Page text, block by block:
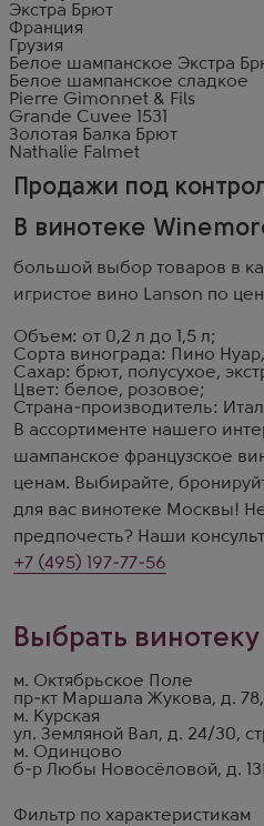
Фильтр по характеристикам
Экстра Брют
Франция
Грузия
Белое шампанское Экстра
Белое шампанское сладкое
Pierre Gimonnet & Fils
Grande Cuvee 1531
Золотая Балка Брют
Nathalie Falmet
Продажи под
В винотеке
большой выбор товаров в
игристое вино Lanson по
Объем: от 0,2 л до 1,5 л;
Сорта винограда: Пино
Сахар: брют, полусухое,
Цвет: белое, розовое;
Страна-производитель:
В ассортименте нашего
шампанское французское
ценам. Выбирайте,
для вас винотеке Москвы!
предпочесть? Наши
+7 (495) 197-77-56
Выбрать винотеку
м. Октябрьское Поле
пр-кт Маршала Жукова, д. 78,
м. Курская
ул. Земляной Вал, д. 24/30,
м. Одинцово
б-р Любы Новосёловой, д. 13